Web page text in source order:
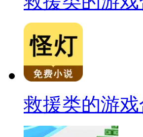
救援类的游